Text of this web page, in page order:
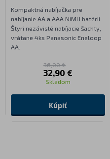
Kompaktná nabíjačka pre
nabíjanie AA a AAA NiMH batérií.
Štyri nezávislé nabíjacie šachty,
vrátane 4ks Panasonic Eneloop
AA.
36,00 €
32,90 €
Skladom
Kúpiť